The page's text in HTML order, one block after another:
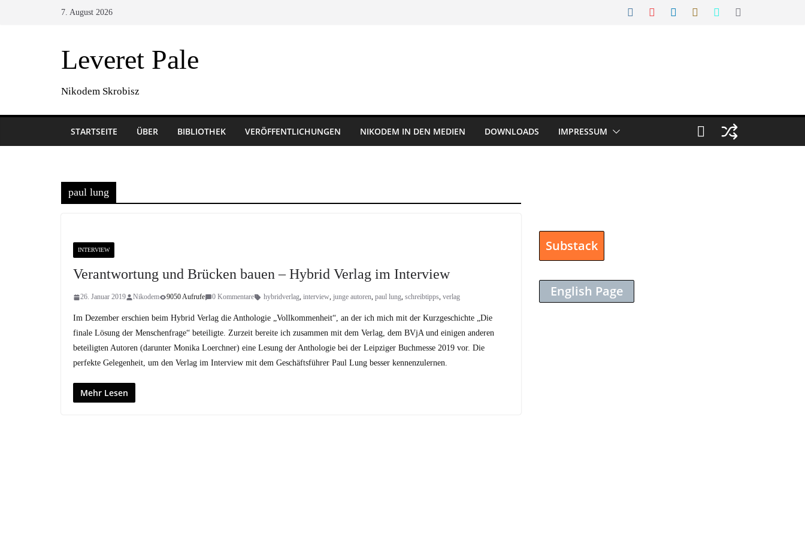
7. August 2026
Leveret Pale
Nikodem Skrobisz
STARTSEITE ÜBER BIBLIOTHEK VERÖFFENTLICHUNGEN NIKODEM IN DEN MEDIEN DOWNLOADS IMPRESSUM
paul lung
INTERVIEW
Verantwortung und Brücken bauen – Hybrid Verlag im Interview
26. Januar 2019 Nikodem 9050 Aufrufe 0 Kommentare hybridverlag, interview, junge autoren, paul lung, schreibtipps, verlag
Im Dezember erschien beim Hybrid Verlag die Anthologie „Vollkommenheit“, an der ich mich mit der Kurzgeschichte „Die
finale Lösung der Menschenfrage“ beteiligte. Zurzeit bereite ich zusammen mit dem Verlag, dem BVjA und einigen anderen
beteiligten Autoren (darunter Monika Loerchner) eine Lesung der Anthologie bei der Leipziger Buchmesse 2019 vor. Die
perfekte Gelegenheit, um den Verlag im Interview mit dem Geschäftsführer Paul Lung besser kennenzulernen.
Mehr Lesen
Substack
English Page